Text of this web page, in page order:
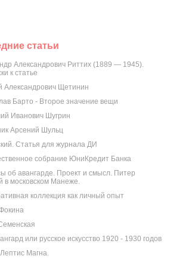
статьи
Александрович Риттих (1889 — 1945).
к статье
Александрович Щетинин
Барто - Второе значение вещи
Иванович Шугрин
Арсений Шульц
Статья для журнала ДИ
собрание ЮниКредит Банка
об авангарде. Проект и смысл. Питер
в московском Манеже.
коллекция как личный опыт
или русское искусство 1920 - 1930 годов
Магна.